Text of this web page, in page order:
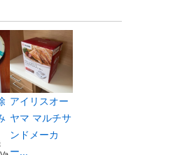
アイリスオー
ヤマ マルチサ
ンドメーカ
ー...